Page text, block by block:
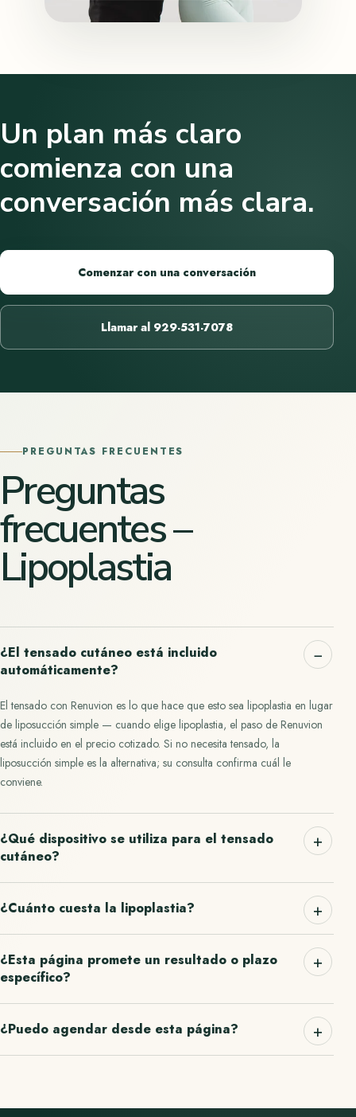
Un plan más claro
comienza con una
conversación más clara.
Comenzar con una conversación
Llamar al 929-531-7078
PREGUNTAS FRECUENTES
Preguntas
frecuentes –
Lipoplastia
¿El tensado cutáneo está incluido
automáticamente?
El tensado con Renuvion es lo que hace que esto sea lipoplastia en lugar
de liposucción simple — cuando elige lipoplastia, el paso de Renuvion
está incluido en el precio cotizado. Si no necesita tensado, la
liposucción simple es la alternativa; su consulta confirma cuál le
conviene.
¿Qué dispositivo se utiliza para el tensado
cutáneo?
¿Cuánto cuesta la lipoplastia?
¿Esta página promete un resultado o plazo
específico?
¿Puedo agendar desde esta página?